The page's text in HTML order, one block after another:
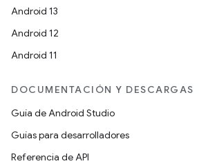
Android 13
Android 12
Android 11
DOCUMENTACIÓN Y DESCARGAS
Guía de Android Studio
Guías para desarrolladores
Referencia de API